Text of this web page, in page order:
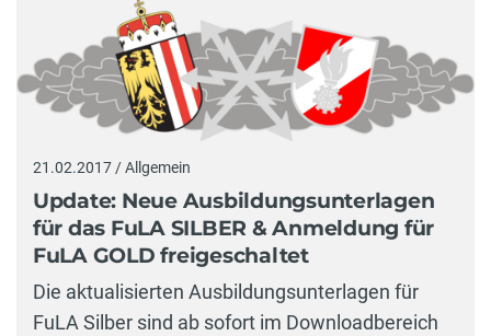
21.02.2017 / Allgemein
Update: Neue Ausbildungsunterlagen
für das FuLA SILBER & Anmeldung für
FuLA GOLD freigeschaltet
Die aktualisierten Ausbildungsunterlagen für
FuLA Silber sind ab sofort im Downloadbereich